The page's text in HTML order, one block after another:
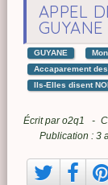
APPEL
GUYANE
GUYANE
Accaparement
Ils-Elles disent
Écrit paro2q1
Publication : 3